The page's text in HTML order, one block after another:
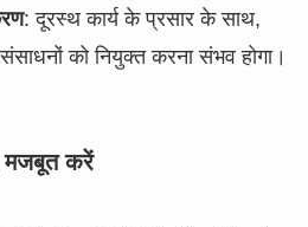
: दूरस्थ कार्य के प्रसार के साथ,
संसाधनों को नियुक्त करना संभव होगा।
मजबूत करें